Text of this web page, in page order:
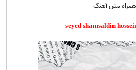
همراه متن آهنگ
seyed shamsaldin